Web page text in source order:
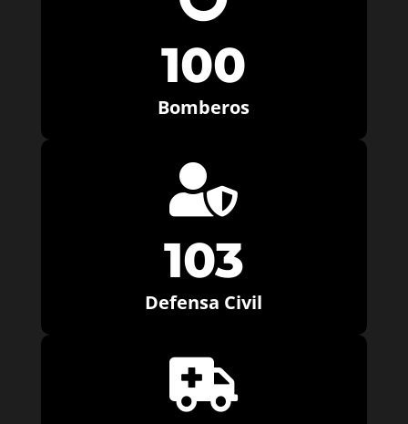
100
Bomberos

103
Defensa Civil
